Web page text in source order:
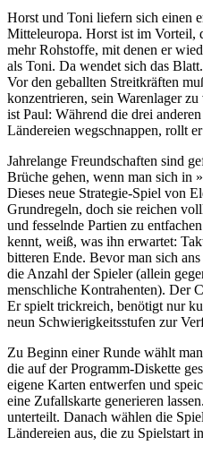
Horst und Toni liefern sich einen
Mitteleuropa. Horst ist im Vorteil,
mehr Rohstoffe, mit denen er
als Toni. Da wendet sich das
Vor den geballten Streitkräften
konzentrieren, sein Warenlager
ist Paul: Während die drei
Ländereien wegschnappen, rollt
Jahrelange Freundschaften sind
Brüche gehen, wenn man sich in
Dieses neue Strategie-Spiel von
Grundregeln, doch sie reichen
und fesselnde Partien zu
kennt, weiß, was ihn erwartet:
bitteren Ende. Bevor man sich
die Anzahl der Spieler (allein
menschliche Kontrahenten). Der
Er spielt trickreich, benötigt nur
neun Schwierigkeitsstufen zur
Zu Beginn einer Runde wählt
die auf der Programm-Diskette
eigene Karten entwerfen und
eine Zufallskarte generieren
unterteilt. Danach wählen die
Ländereien aus, die zu Spielstart